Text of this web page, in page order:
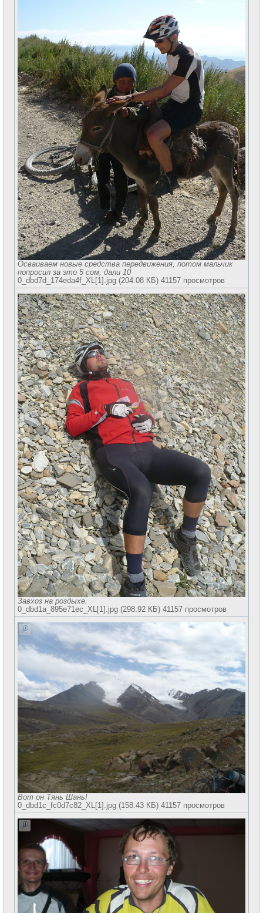
Осваиваем новые средства передвижения, потом мальчик
попросил за это 5 сом, дали 10
0_dbd7d_174eda4f_XL[1].jpg (204.08 КБ) 41157 просмотров
Завхоз на роздыхе.
0_dbd1a_895e71ec_XL[1].jpg (298.92 КБ) 41157 просмотров
Вот он Тянь Шань!
0_dbd1c_fc0d7c82_XL[1].jpg (158.43 КБ) 41157 просмотров